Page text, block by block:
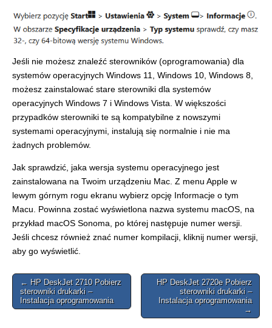
Jeśli nie możesz znaleźć sterowników (oprogramowania) dla
systemów operacyjnych Windows 11, Windows 10, Windows 8,
możesz zainstalować stare sterowniki dla systemów
operacyjnych Windows 7 i Windows Vista. W większości
przypadków sterowniki te są kompatybilne z nowszymi
systemami operacyjnymi, instalują się normalnie i nie ma
żadnych problemów.
Jak sprawdzić, jaka wersja systemu operacyjnego jest
zainstalowana na Twoim urządzeniu Mac. Z menu Apple w
lewym górnym rogu ekranu wybierz opcję Informacje o tym
Macu. Powinna zostać wyświetlona nazwa systemu macOS, na
przykład macOS Sonoma, po której następuje numer wersji.
Jeśli chcesz również znać numer kompilacji, kliknij numer wersji,
aby go wyświetlić.
Post
navigation
← HP DeskJet 2710 Pobierz
sterowniki drukarki –
Instalacja oprogramowania
HP DeskJet 2720e Pobierz
sterowniki drukarki –
Instalacja oprogramowania
→